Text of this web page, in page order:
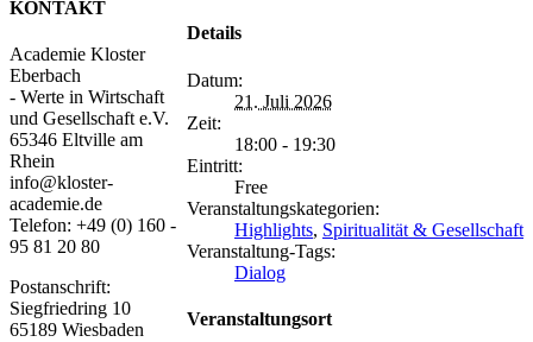
Details
Datum:
21. Juli 2026
Zeit:
18:00 - 19:30
Eintritt:
Free
Veranstaltungskategorien:
Highlights, Spiritualität & Gesellschaft
Veranstaltung-Tags:
Dialog
Veranstaltungsort
KONTAKT
Academie Kloster
Eberbach
- Werte in Wirtschaft
und Gesellschaft e.V.
65346 Eltville am
Rhein
info@kloster-
academie.de
Telefon: +49 (0) 160 -
95 81 20 80
Postanschrift:
Siegfriedring 10
65189 Wiesbaden